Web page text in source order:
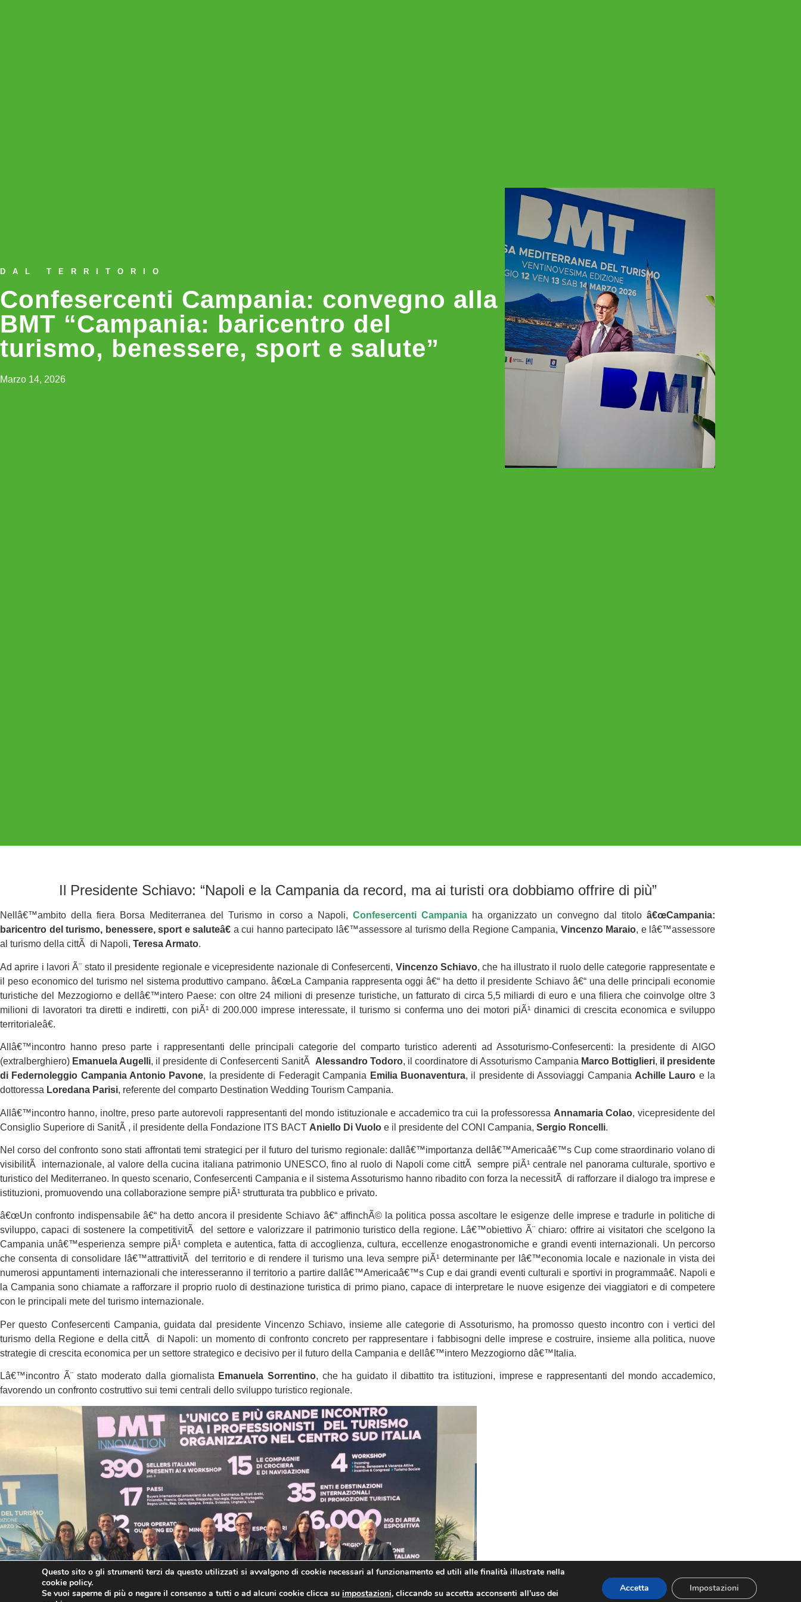
DAL TERRITORIO
Confesercenti Campania: convegno alla
BMT “Campania: baricentro del
turismo, benessere, sport e salute”
Marzo 14, 2026
Il Presidente Schiavo: “Napoli e la Campania da record, ma ai turisti ora dobbiamo offrire di più”
Nellâ€™ambito della fiera Borsa Mediterranea del Turismo in corso a Napoli, Confesercenti Campania ha organizzato un convegno dal titolo â€œCampania:
baricentro del turismo, benessere, sport e saluteâ€ a cui hanno partecipato lâ€™assessore al turismo della Regione Campania, Vincenzo Maraio, e lâ€™assessore
al turismo della cittÃ di Napoli, Teresa Armato.
Ad aprire i lavori Ã¨ stato il presidente regionale e vicepresidente nazionale di Confesercenti, Vincenzo Schiavo, che ha illustrato il ruolo delle categorie rappresentate e
il peso economico del turismo nel sistema produttivo campano. â€œLa Campania rappresenta oggi â€“ ha detto il presidente Schiavo â€“ una delle principali economie
turistiche del Mezzogiorno e dellâ€™intero Paese: con oltre 24 milioni di presenze turistiche, un fatturato di circa 5,5 miliardi di euro e una filiera che coinvolge oltre 3
milioni di lavoratori tra diretti e indiretti, con piÃ¹ di 200.000 imprese interessate, il turismo si conferma uno dei motori piÃ¹ dinamici di crescita economica e sviluppo
territorialeâ€.
Allâ€™incontro hanno preso parte i rappresentanti delle principali categorie del comparto turistico aderenti ad Assoturismo-Confesercenti: la presidente di AIGO
(extralberghiero) Emanuela Augelli, il presidente di Confesercenti SanitÃ Alessandro Todoro, il coordinatore di Assoturismo Campania Marco Bottiglieri, il presidente
di Federnoleggio Campania Antonio Pavone, la presidente di Federagit Campania Emilia Buonaventura, il presidente di Assoviaggi Campania Achille Lauro e la
dottoressa Loredana Parisi, referente del comparto Destination Wedding Tourism Campania.
Allâ€™incontro hanno, inoltre, preso parte autorevoli rappresentanti del mondo istituzionale e accademico tra cui la professoressa Annamaria Colao, vicepresidente del
Consiglio Superiore di SanitÃ , il presidente della Fondazione ITS BACT Aniello Di Vuolo e il presidente del CONI Campania, Sergio Roncelli.
Nel corso del confronto sono stati affrontati temi strategici per il futuro del turismo regionale: dallâ€™importanza dellâ€™Americaâ€™s Cup come straordinario volano di
visibilitÃ internazionale, al valore della cucina italiana patrimonio UNESCO, fino al ruolo di Napoli come cittÃ sempre piÃ¹ centrale nel panorama culturale, sportivo e
turistico del Mediterraneo. In questo scenario, Confesercenti Campania e il sistema Assoturismo hanno ribadito con forza la necessitÃ di rafforzare il dialogo tra imprese e
istituzioni, promuovendo una collaborazione sempre piÃ¹ strutturata tra pubblico e privato.
â€œUn confronto indispensabile â€“ ha detto ancora il presidente Schiavo â€“ affinchÃ© la politica possa ascoltare le esigenze delle imprese e tradurle in politiche di
sviluppo, capaci di sostenere la competitivitÃ del settore e valorizzare il patrimonio turistico della regione. Lâ€™obiettivo Ã¨ chiaro: offrire ai visitatori che scelgono la
Campania unâ€™esperienza sempre piÃ¹ completa e autentica, fatta di accoglienza, cultura, eccellenze enogastronomiche e grandi eventi internazionali. Un percorso
che consenta di consolidare lâ€™attrattivitÃ del territorio e di rendere il turismo una leva sempre piÃ¹ determinante per lâ€™economia locale e nazionale in vista dei
numerosi appuntamenti internazionali che interesseranno il territorio a partire dallâ€™Americaâ€™s Cup e dai grandi eventi culturali e sportivi in programmaâ€. Napoli e
la Campania sono chiamate a rafforzare il proprio ruolo di destinazione turistica di primo piano, capace di interpretare le nuove esigenze dei viaggiatori e di competere
con le principali mete del turismo internazionale.
Per questo Confesercenti Campania, guidata dal presidente Vincenzo Schiavo, insieme alle categorie di Assoturismo, ha promosso questo incontro con i vertici del
turismo della Regione e della cittÃ di Napoli: un momento di confronto concreto per rappresentare i fabbisogni delle imprese e costruire, insieme alla politica, nuove
strategie di crescita economica per un settore strategico e decisivo per il futuro della Campania e dellâ€™intero Mezzogiorno dâ€™Italia.
Lâ€™incontro Ã¨ stato moderato dalla giornalista Emanuela Sorrentino, che ha guidato il dibattito tra istituzioni, imprese e rappresentanti del mondo accademico,
favorendo un confronto costruttivo sui temi centrali dello sviluppo turistico regionale.
Questo sito o gli strumenti terzi da questo utilizzati si avvalgono di cookie necessari al funzionamento ed utili alle finalità illustrate nella
cookie policy.
Se vuoi saperne di più o negare il consenso a tutti o ad alcuni cookie clicca su impostazioni, cliccando su accetta acconsenti all’uso dei
Accetta Impostazioni